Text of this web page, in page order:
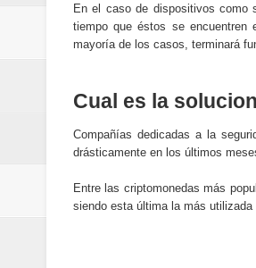
En el caso de dispositivos como
tiempo que éstos se encuentren
mayoría de los casos, terminará
Cual es la
Compañías dedicadas a la
drásticamente en los últimos
Entre las criptomonedas más
siendo esta última la más utilizada